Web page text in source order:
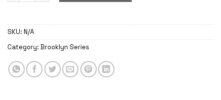
SKU: N/A
Category: Brooklyn Series